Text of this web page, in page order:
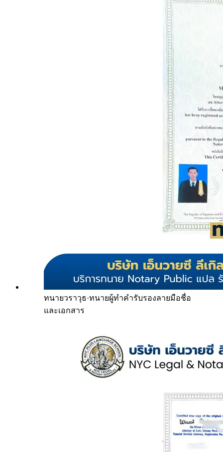
ทนายวราวุธ·ทนายผู้ทำคำรับรองลายมือชื่อ
และเอกสาร